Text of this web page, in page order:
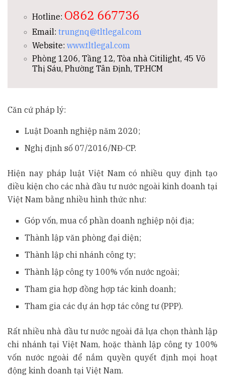
Hotline: O862 667736
Email: trungnq@tltlegal.com
Website:www.tltlegal.com
Phòng 1206, Tầng 12, Tòa nhà Citilight, 45 Võ
Thị Sáu, Phường Tân Định, TP.HCM
Căn cứ pháp lý:
Luật Doanh nghiệp năm 2020;
Nghị định số 07/2016/NĐ-CP.
Hiện nay pháp luật Việt Nam có nhiều quy định tạo
điều kiện cho các nhà đầu tư nước ngoài kinh doanh tại
Việt Nam bằng nhiều hình thức như:
Góp vốn, mua cổ phần doanh nghiệp nội địa;
Thành lập văn phòng đại diện;
Thành lập chi nhánh công ty;
Thành lập công ty 100% vốn nước ngoài;
Tham gia hợp đồng hợp tác kinh doanh;
Tham gia các dự án hợp tác công tư (PPP).
Rất nhiều nhà đầu tư nước ngoài đã lựa chọn thành lập
chi nhánh tại Việt Nam, hoặc thành lập công ty 100%
vốn nước ngoài để nắm quyền quyết định mọi hoạt
động kinh doanh tại Việt Nam.